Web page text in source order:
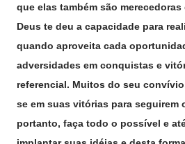
que elas também são
Deus te deu a capacidade para
quando aproveita cada
adversidades em conquistas e
referencial. Muitos do seu
se em suas vitórias para seguirem
portanto, faça todo o possível e